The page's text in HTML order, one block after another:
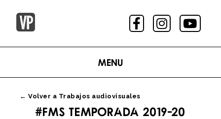
Menu
← Volver a Trabajos audiovisuales
#FMS TEMPORADA 2019-20